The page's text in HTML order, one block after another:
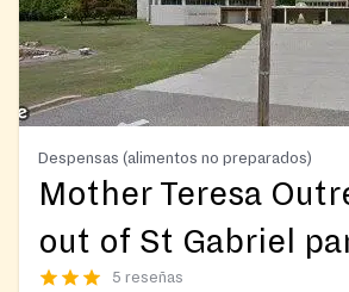
Despensas (alimentos no preparados)
Mother Teresa
out of St Gabriel
5 reseñas